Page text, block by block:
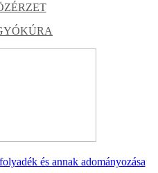
és annak adományozása